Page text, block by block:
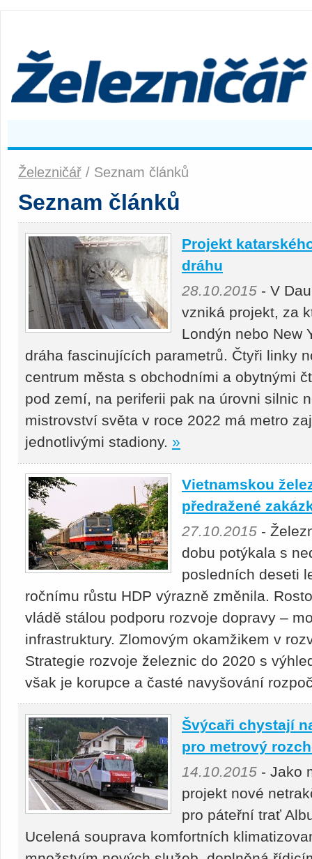
Železničář / Seznam článků
Seznam článků
Projekt
dráhu
28.10.2015 - V
vzniká projekt, za
Londýn nebo New
dráha fascinujících parametrů. Čtyři linky
centrum města s obchodními a obytnými
pod zemí, na periferii pak na úrovni silnic
mistrovství světa v roce 2022 má metro
jednotlivými stadiony. »
Vietnamskou
předražené
27.10.2015 -
dobu potýkala s
posledních deseti
ročnímu růstu HDP výrazně změnila.
vládě stálou podporu rozvoje dopravy –
infrastruktury. Zlomovým okamžikem v
Strategie rozvoje železnic do 2020 s
však je korupce a časté navyšování
Švýcaři chystají
pro metrový
14.10.2015 - Jako
projekt nové
pro páteřní trať
Ucelená souprava komfortních